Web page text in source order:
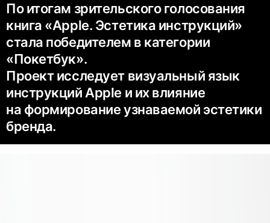
По итогам зрительского голосования
книга «Apple. Эстетика инструкций»
стала победителем в категории
«Покетбук».
Проект исследует визуальный язык
инструкций Apple и их влияние
на формирование узнаваемой эстетики
бренда.